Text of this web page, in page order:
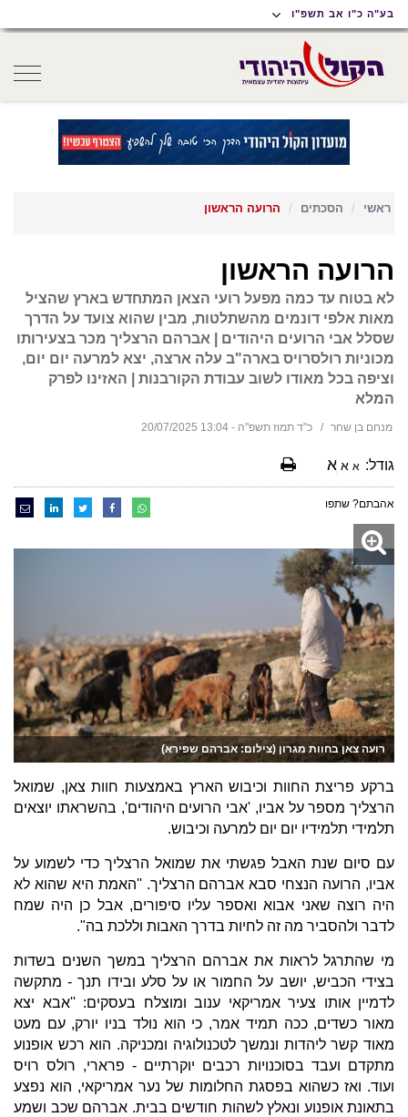
תפריט
נגישות
תפריט
ראשי
תוכן
ראשי
בע"ה כ"ו אב תשפ"ו
ראשי הסכתים הרועה הראשון
הרועה הראשון
לא בטוח עד כמה מפעל רועי הצאן המתחדש בארץ שהציל
מאות אלפי דונמים מהשתלטות, מבין שהוא צועד על הדרך
שסלל אבי הרועים היהודים | אברהם הרצליך מכר בצעירותו
מכוניות רולסרויס בארה"ב עלה ארצה, יצא למרעה יום יום,
וציפה בכל מאודו לשוב עבודת הקורבנות | האזינו לפרק
המלא
מנחם בן שחר כ"ד תמוז תשפ"ה - 13:04 20/07/2025
גודל: א א א
אהבתם? שתפו
רועה צאן בחוות מגרון (צילום: אברהם שפירא)
ברקע פריצת החוות וכיבוש הארץ באמצעות חוות צאן, שמואל
הרצליך מספר על אביו, 'אבי הרועים היהודים', בהשראתו יוצאים
תלמידי תלמידיו יום יום למרעה וכיבוש.
עם סיום שנת האבל פגשתי את שמואל הרצליך כדי לשמוע על
אביו, הרועה הנצחי סבא אברהם הרצליך. ''האמת היא שהוא לא
היה רוצה שאני אבוא ואספר עליו סיפורים, אבל כן היה שמח
לדבר ולהסביר מה זה לחיות בדרך האבות וללכת בה".
מי שהתרגל לראות את אברהם הרצליך במשך השנים בשדות
בצידי הכביש, יושב על החמור או על סלע ובידו תנך - מתקשה
לדמיין אותו צעיר אמריקאי ענוב ומוצלח בעסקים: ''אבא יצא
מאור כשדים, ככה תמיד אמר, כי הוא נולד בניו יורק, עם מעט
מאוד קשר ליהדות ונמשך לטכנולוגיה ומכניקה. הוא רכש אופנוע
מתקדם ועבד בסוכנויות רכבים יוקרתיים - פרארי, רולס רויס
ועוד. ואז כשהוא בפסגת החלומות של נער אמריקאי, הוא נפצע
בתאונת אופנוע ונאלץ לשהות חודשים בבית. אברהם שכב ושמע